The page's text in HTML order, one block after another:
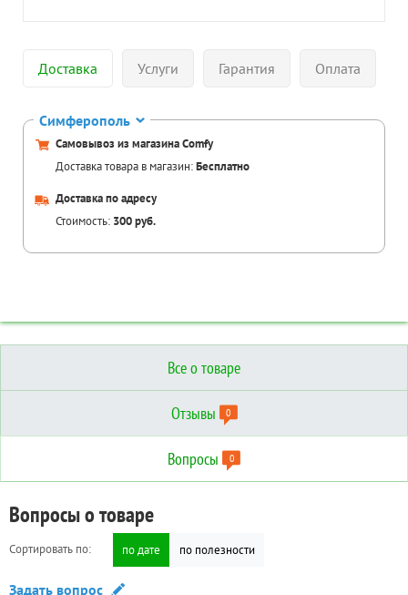
Доставка Услуги Гарантия Оплата
Симферополь
Самовывоз из магазина Comfy
Доставка товара в магазин:Бесплатно
Доставка по адресу
Стоимость: 300 руб.
Все о товаре
Отзывы 0
Вопросы 0
Технические характеристики
Дополнительные
Отзывы о товаре
Сортировать по: по дате по полезности
Написать отзыв
Вопросы о товаре
Сортировать по: по дате по полезности
Задать вопрос